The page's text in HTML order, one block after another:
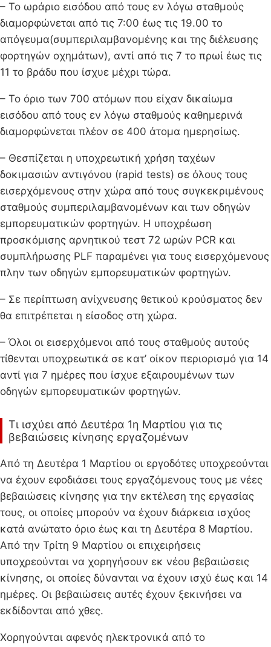
– Το ωράριο εισόδου από τους εν λόγω σταθμούς
διαμορφώνεται από τις 7:00 έως τις 19.00 το
απόγευμα(συμπεριλαμβανομένης και της διέλευσης
φορτηγών οχημάτων), αντί από τις 7 το πρωί έως τις
11 το βράδυ που ίσχυε μέχρι τώρα.
– Το όριο των 700 ατόμων που είχαν δικαίωμα
εισόδου από τους εν λόγω σταθμούς καθημερινά
διαμορφώνεται πλέον σε 400 άτομα ημερησίως.
– Θεσπίζεται η υποχρεωτική χρήση ταχέων
δοκιμασιών αντιγόνου (rapid tests) σε όλους τους
εισερχόμενους στην χώρα από τους συγκεκριμένους
σταθμούς συμπεριλαμβανομένων και των οδηγών
εμπορευματικών φορτηγών. Η υποχρέωση
προσκόμισης αρνητικού τεστ 72 ωρών PCR και
συμπλήρωσης PLF παραμένει για τους εισερχόμενους
πλην των οδηγών εμπορευματικών φορτηγών.
– Σε περίπτωση ανίχνευσης θετικού κρούσματος δεν
θα επιτρέπεται η είσοδος στη χώρα.
– Όλοι οι εισερχόμενοι από τους σταθμούς αυτούς
τίθενται υποχρεωτικά σε κατ’ οίκον περιορισμό για 14
αντί για 7 ημέρες που ίσχυε εξαιρουμένων των
οδηγών εμπορευματικών φορτηγών.
Τι ισχύει από Δευτέρα 1η Μαρτίου για τις
βεβαιώσεις κίνησης εργαζομένων
Από τη Δευτέρα 1 Μαρτίου οι εργοδότες υποχρεούνται
να έχουν εφοδιάσει τους εργαζόμενους τους με νέες
βεβαιώσεις κίνησης για την εκτέλεση της εργασίας
τους, οι οποίες μπορούν να έχουν διάρκεια ισχύος
κατά ανώτατο όριο έως και τη Δευτέρα 8 Μαρτίου.
Από την Τρίτη 9 Μαρτίου οι επιχειρήσεις
υποχρεούνται να χορηγήσουν εκ νέου βεβαιώσεις
κίνησης, οι οποίες δύνανται να έχουν ισχύ έως και 14
ημέρες. Οι βεβαιώσεις αυτές έχουν ξεκινήσει να
εκδίδονται από χθες.
Χορηγούνται αφενός ηλεκτρονικά από το